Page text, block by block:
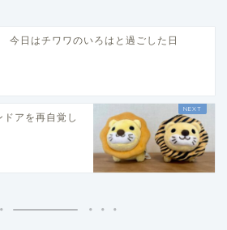
今日はチワワのいろはと過ごした日
アを再自覚し